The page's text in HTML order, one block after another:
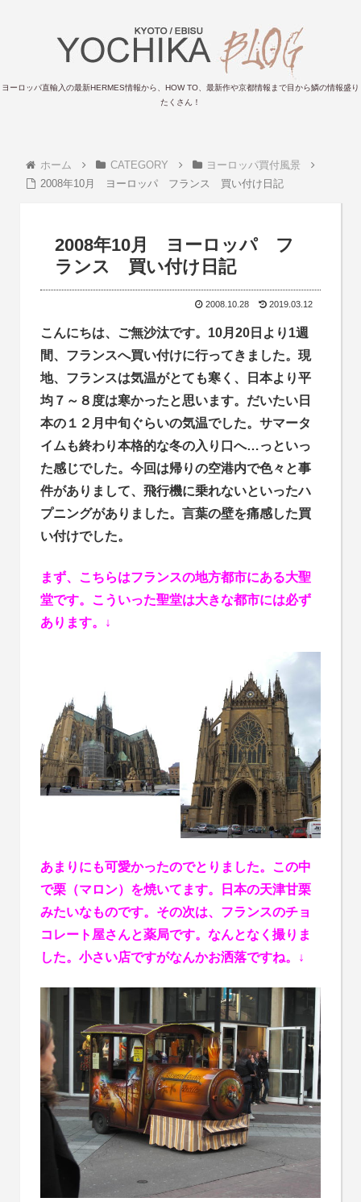
ヨーロッパ直輸入の最新HERMES情報から、HOW TO、最新作や京都情報まで目から鱗の情報盛り
たくさん！
ホーム CATEGORY
ヨーロッパ買付風景
2008年10月 ヨーロッパ フランス 買い付け日記
2008年10月 ヨーロッパ フ
ランス 買い付け日記
2008.10.28 2019.03.12
こんにちは、ご無沙汰です。10月20日より1週
間、フランスへ買い付けに行ってきました。現
地、フランスは気温がとても寒く、日本より平
均７～８度は寒かったと思います。だいたい日
本の１２月中旬ぐらいの気温でした。サマータ
イムも終わり本格的な冬の入り口へ…っといっ
た感じでした。今回は帰りの空港内で色々と事
件がありまして、飛行機に乗れないといったハ
プニングがありました。言葉の壁を痛感した買
い付けでした。
まず、こちらはフランスの地方都市にある大聖
堂です。こういった聖堂は大きな都市には必ず
あります。↓
あまりにも可愛かったのでとりました。この中
で栗（マロン）を焼いてます。日本の天津甘栗
みたいなものです。その次は、フランスのチョ
コレート屋さんと薬局です。なんとなく撮りま
した。小さい店ですがなんかお洒落ですね。↓